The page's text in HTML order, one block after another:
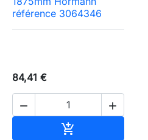
référence 3064346
84,41 €
 
